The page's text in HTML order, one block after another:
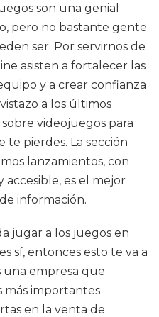
son una genial
pero no bastante gente
ser. Por servirnos de
asisten a fortalecer las
y a crear confianza
a los últimos
videojuegos para
te pierdes. La sección
lanzamientos, con
accesible, es el mejor
información.
jugar a los juegos en
sí, entonces esto te va a
empresa que
más importantes
en la venta de